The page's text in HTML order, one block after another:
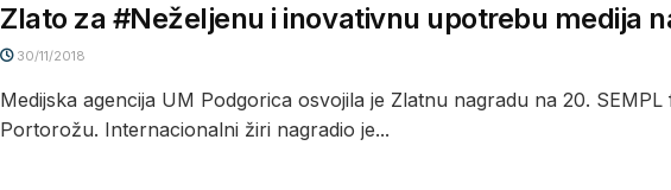
Zlato za #Neželjenu i inovativnu upotrebu medija
30/11/2018
Medijska agencija UM Podgorica osvojila je Zlatnu nagradu na 20.
Portorožu. Internacionalni žiri nagradio je...